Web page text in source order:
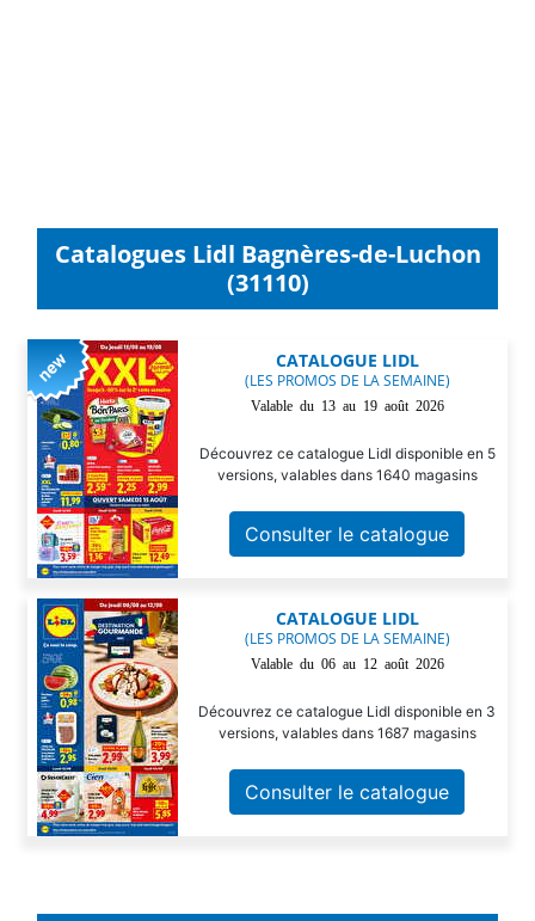
Catalogues Lidl Bagnères-de-Luchon
(31110)
CATALOGUE LIDL
(LES PROMOS DE LA SEMAINE)
Valable du 13 au 19 août 2026
Découvrez ce catalogue Lidl disponible en 5
versions, valables dans 1640 magasins
Consulter le catalogue
CATALOGUE LIDL
(LES PROMOS DE LA SEMAINE)
Valable du 06 au 12 août 2026
Découvrez ce catalogue Lidl disponible en 3
versions, valables dans 1687 magasins
Consulter le catalogue